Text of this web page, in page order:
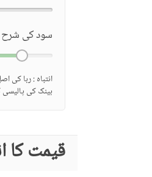
سود کی شرح
انتباہ : ربا
بینک کی
قیمت کا